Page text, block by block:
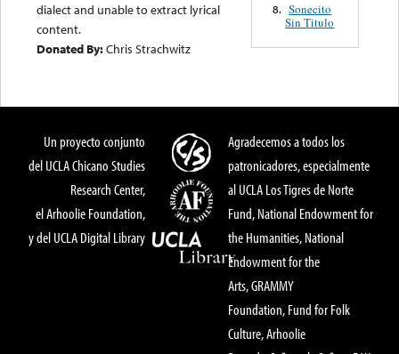
dialect and unable to extract lyrical
content.
Donated By:Chris Strachwitz
8. Sonecito
Sin Titulo
Un proyecto conjunto
del UCLA Chicano Studies
Research Center,
el Arhoolie Foundation,
y del UCLA Digital Library
Agradecemos a todos los
patronicadores, especialmente
al UCLA Los Tigres de Norte
Fund, National Endowment for
the Humanities, National
Endowment for the
Arts, GRAMMY
Foundation, Fund for Folk
Culture, Arhoolie